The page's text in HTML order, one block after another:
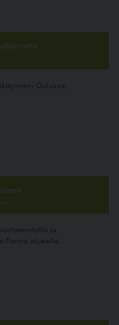
Oulussa.
ja
Tornio alueella.